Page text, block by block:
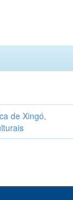
de Xingó,